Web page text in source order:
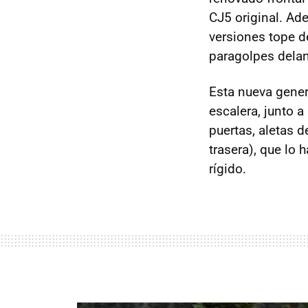
CJ5 original.
versiones tope
paragolpes
Esta nueva
escalera, junto
puertas, aletas
trasera), que lo
rígido.